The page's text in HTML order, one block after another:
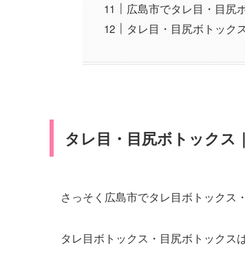
広島市でタレ目・目尻
タレ目・目尻ボトック
タレ目・目尻ボトックス
さっそく広島市でタレ目ボトックス
タレ目ボトックス・目尻ボトックス